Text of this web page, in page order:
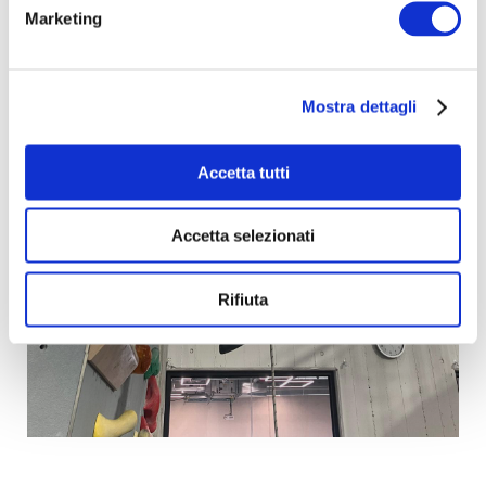
Marketing
Mostra dettagli
Accetta tutti
Accetta selezionati
Rifiuta